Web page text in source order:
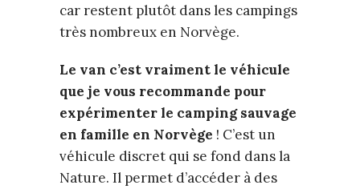
car restent plutôt dans les campings
très nombreux en Norvège.
Le van c’est vraiment le véhicule
que je vous recommande pour
expérimenter le camping sauvage
en famille en Norvège ! C’est un
véhicule discret qui se fond dans la
Nature. Il permet d’accéder à des